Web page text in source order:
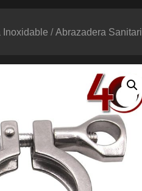
Inoxidable /Abrazadera